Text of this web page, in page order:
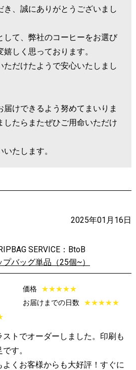
き、誠にありがとうございまし
して、弊社のコーヒーをお選び
しく思っております。
ただけたようで安心いたしまし
けできるよう努めてまいりま
したらまたぜひご用命いただけ
たします。
SERVICE：BtoB
バッグ単品（25個~）
2025年01月16日
価格 ★★★★★
お届けまでの日数 ★★★★★
トでオーダーしました。印刷も
す。
くお客様からも大好評！すぐに